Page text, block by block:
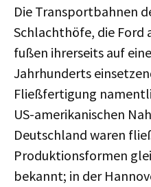
Die Transportbahnen
Schlachthöfe, die Ford
fußen ihrerseits auf
Jahrhunderts
Fließfertigung
US-amerikanischen
Deutschland waren
Produktionsformen
bekannt; in der